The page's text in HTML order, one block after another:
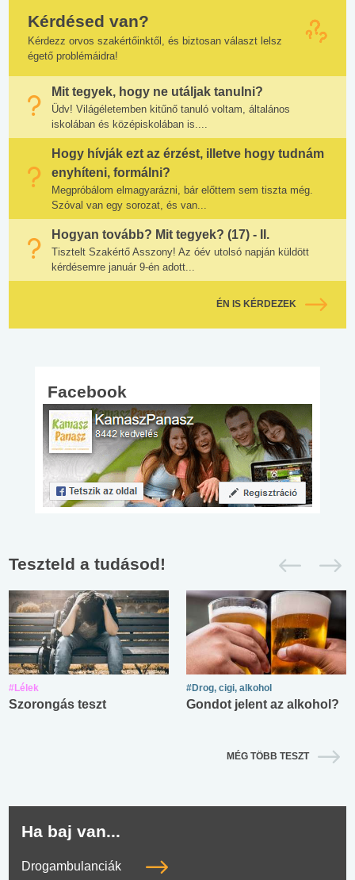
Kérdésed van?
Kérdezz orvos szakértőinktől, és biztosan választ lelsz
égető problémáidra!
Mit tegyek, hogy ne utáljak tanulni?
Üdv! Világéletemben kitűnő tanuló voltam, általános
iskolában és középiskolában is....
Hogy hívják ezt az érzést, illetve hogy tudnám
enyhíteni, formálni?
Megpróbálom elmagyarázni, bár előttem sem tiszta még.
Szóval van egy sorozat, és van...
Hogyan tovább? Mit tegyek? (17) - II.
Tisztelt Szakértő Asszony! Az óév utolsó napján küldött
kérdésemre január 9-én adott...
ÉN IS KÉRDEZEK
Facebook
Teszteld a tudásod!
#Lélek
Szorongás teszt
#Drog, cigi, alkohol
Gondot jelent az alkohol?
MÉG TÖBB TESZT
Ha baj van...
Drogambulanciák